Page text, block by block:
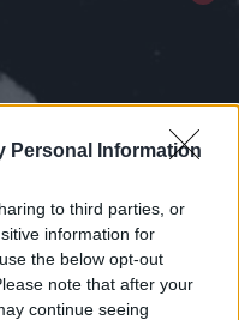
Personal Information
to third parties, or
information for
the below opt-out
note that after your
continue seeing